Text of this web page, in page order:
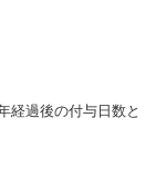
経過後の付与日数と